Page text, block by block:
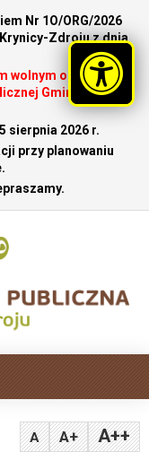
Nr 1O/ORG/2026
Zdroju z dnia
wolnym od pracy dla
Gminy Krynicy-
sierpnia 2026 r.
przy planowaniu
A A+ A++